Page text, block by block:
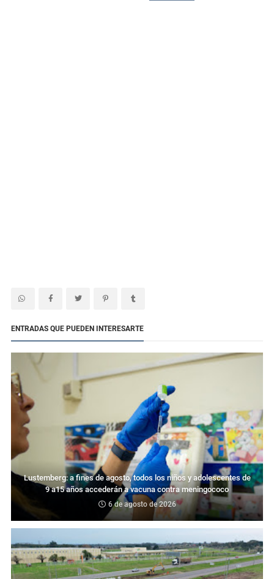
ENTRADAS QUE PUEDEN INTERESARTE
Lustemberg: a fines de agosto, todos los niños y adolescentes de
9 a15 años accederán a vacuna contra meningococo
6 de agosto de 2026